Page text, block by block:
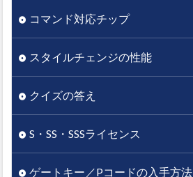
コマンド対応チップ
スタイルチェンジの性能
クイズの答え
S・SS・SSSライセンス
ゲートキー／Pコードの入手方法